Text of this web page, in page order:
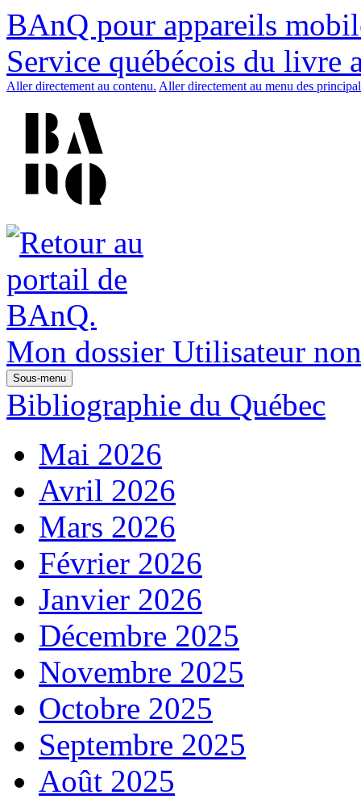
BAnQ pour appareils
Service québécois du livre
Aller directement au contenu. Aller directement au menu des
Mon dossier Utilisateur
Sous-menu
Bibliographie du Québec
Mai 2026
Avril 2026
Mars 2026
Février 2026
Janvier 2026
Décembre 2025
Novembre 2025
Octobre 2025
Septembre 2025
Août 2025